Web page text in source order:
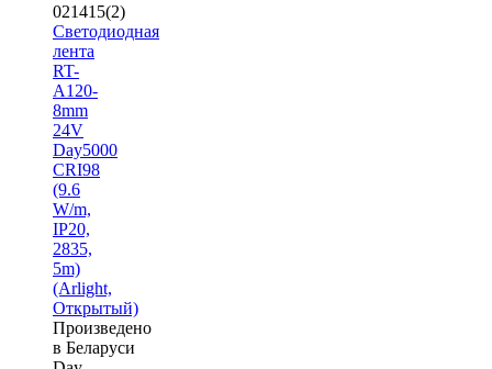
021415(2)
Светодиодная
лента
RT-
A120-
8mm
24V
Day5000
CRI98
(9.6
W/m,
IP20,
2835,
5m)
(Arlight,
Открытый)
Произведено
в Беларуси